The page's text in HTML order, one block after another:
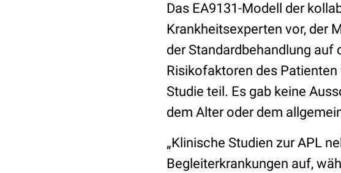
Das EA9131-Modell der
Krankheitsexperten vor, der
der Standardbehandlung auf
Risikofaktoren des
Studie teil. Es gab keine
dem Alter oder dem
„Klinische Studien zur APL
Begleiterkrankungen auf,